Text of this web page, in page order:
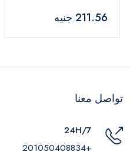
211.56 جنيه
تواصل معنا
24H/7
+201050408834